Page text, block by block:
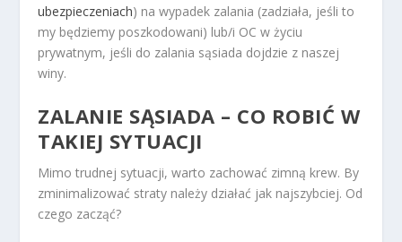
ubezpieczeniach) na wypadek zalania (zadziała, jeśli to
my będziemy poszkodowani) lub/i OC w życiu
prywatnym, jeśli do zalania sąsiada dojdzie z naszej
winy.
ZALANIE SĄSIADA – CO ROBIĆ W
TAKIEJ SYTUACJI
Mimo trudnej sytuacji, warto zachować zimną krew. By
zminimalizować straty należy działać jak najszybciej. Od
czego zacząć?